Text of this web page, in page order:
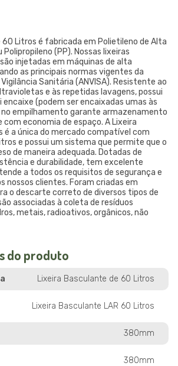
60 Litros é fabricada em Polietileno de Alta
Polipropileno (PP). Nossas lixeiras
injetadas em máquinas de alta
as principais normas vigentes da
Sanitária (ANVISA). Resistente ao
e às repetidas lavagens, possui
(podem ser encaixadas umas às
empilhamento garante armazenamento
economia de espaço. A Lixeira
é a única do mercado compatível com
e possui um sistema que permite que o
de maneira adequada. Dotadas de
e durabilidade, tem excelente
a todos os requisitos de segurança e
nossos clientes. Foram criadas em
o descarte correto de diversos tipos de
associadas à coleta de resíduos
metais, radioativos, orgânicos, não
do produto
Lixeira Basculante de 60 Litros
Lixeira Basculante LAR 60 Litros
380mm
380mm